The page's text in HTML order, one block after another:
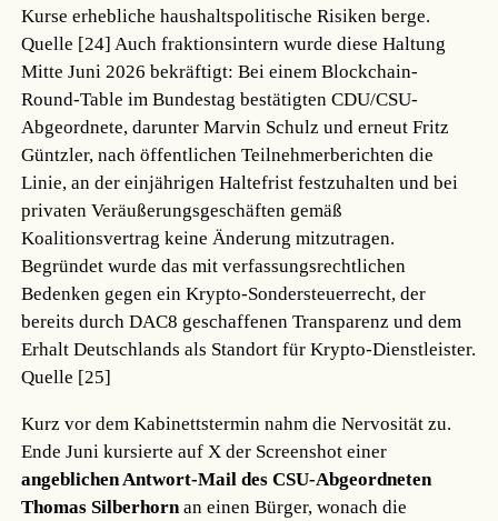
Kurse erhebliche haushaltspolitische Risiken berge.
Quelle [24] Auch fraktionsintern wurde diese Haltung
Mitte Juni 2026 bekräftigt: Bei einem Blockchain-
Round-Table im Bundestag bestätigten CDU/CSU-
Abgeordnete, darunter Marvin Schulz und erneut Fritz
Güntzler, nach öffentlichen Teilnehmerberichten die
Linie, an der einjährigen Haltefrist festzuhalten und bei
privaten Veräußerungsgeschäften gemäß
Koalitionsvertrag keine Änderung mitzutragen.
Begründet wurde das mit verfassungsrechtlichen
Bedenken gegen ein Krypto-Sondersteuerrecht, der
bereits durch DAC8 geschaffenen Transparenz und dem
Erhalt Deutschlands als Standort für Krypto-Dienstleister.
Quelle [25]
Kurz vor dem Kabinettstermin nahm die Nervosität zu.
Ende Juni kursierte auf X der Screenshot einer
angeblichen Antwort-Mail des CSU-Abgeordneten
Thomas Silberhornan einen Bürger, wonach die